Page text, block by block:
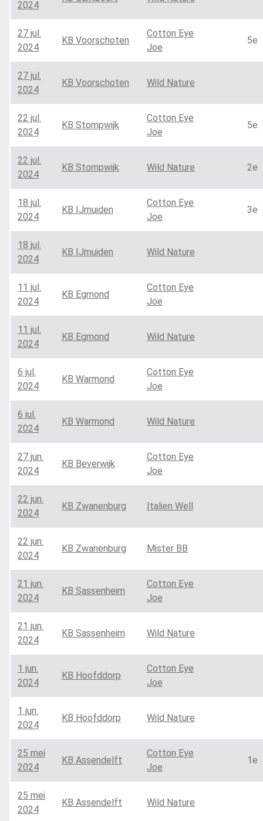
2024
27 jul.
2024
KB Voorschoten
Cotton Eye
Joe
5e
27 jul.
2024
KB Voorschoten Wild Nature
22 jul.
2024
KB Stompwijk
Cotton Eye
Joe
5e
22 jul.
2024
KB Stompwijk Wild Nature 2e
18 jul.
2024
KB IJmuiden
Cotton Eye
Joe
3e
18 jul.
2024
KB IJmuiden Wild Nature
11 jul.
2024
KB Egmond
Cotton Eye
Joe
11 jul.
2024
KB Egmond Wild Nature
6 jul.
2024
KB Warmond
Cotton Eye
Joe
6 jul.
2024
KB Warmond Wild Nature
27 jun.
2024
KB Beverwijk
Cotton Eye
Joe
22 jun.
2024
KB Zwanenburg Italien Well
22 jun.
2024
KB Zwanenburg Mister BB
21 jun.
2024
KB Sassenheim
Cotton Eye
Joe
21 jun.
2024
KB Sassenheim Wild Nature
1 jun.
2024
KB Hoofddorp
Cotton Eye
Joe
1 jun.
2024
KB Hoofddorp Wild Nature
25 mei
2024
KB Assendelft
Cotton Eye
Joe
1e
25 mei
2024
KB Assendelft Wild Nature